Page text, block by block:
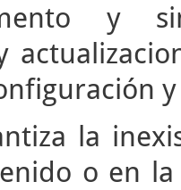
y
la
o en